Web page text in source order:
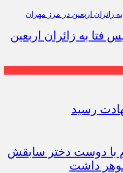
پلیس فتا به زائران اربعین
رسید
با دوست دختر سابقش
داشت